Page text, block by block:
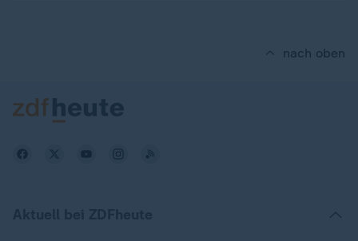
nach oben